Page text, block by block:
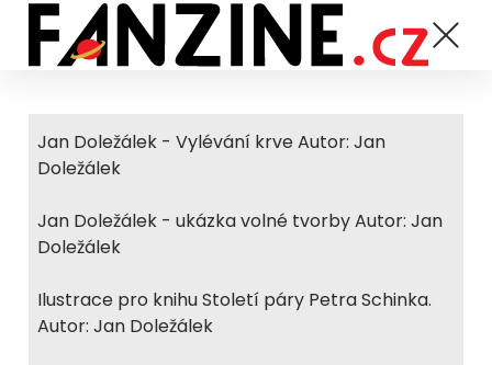
Jan Doležálek - Vylévání krve Autor: Jan
Doležálek
Jan Doležálek - ukázka volné tvorby Autor: Jan
Doležálek
Ilustrace pro knihu Století páry Petra Schinka.
Autor: Jan Doležálek